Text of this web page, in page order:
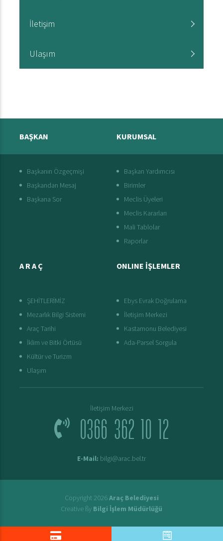
İletişim
Ulaşım
BAŞKAN
Başkanın Özgeçmişi
Başkandan Mesaj
Başkana Sor
KURUMSAL
Başkan Yardımcısı
Birimler
Meclis Üyeleri
Meclis Kararları
Mali Tablolar
Raporlar
A R A Ç
ŞEHİTLERİMİZ
Mezarlık Bilgi Sistemi
Araç Tarihi
İklim ve Bitki Örtüsü
Kültür ve Turizm
Ulaşım
ONLINE İŞLEMLER
Ebys Evrak Doğrulama
İletişim Merkezi
Kastamonu Belediyesi
Ada-Parsel Sorgula
İletişim Merkezi
0366 362 10 12
E-Mail: bilgi@arac.bel.tr
Copyright 2026Araç Belediyesi
Creative ßy Bilgi İşlem Müdürlüğü